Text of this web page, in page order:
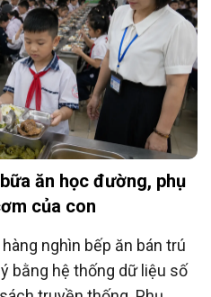
ăn học đường, phụ
của con
nghìn bếp ăn bán trú
bằng hệ thống dữ liệu số